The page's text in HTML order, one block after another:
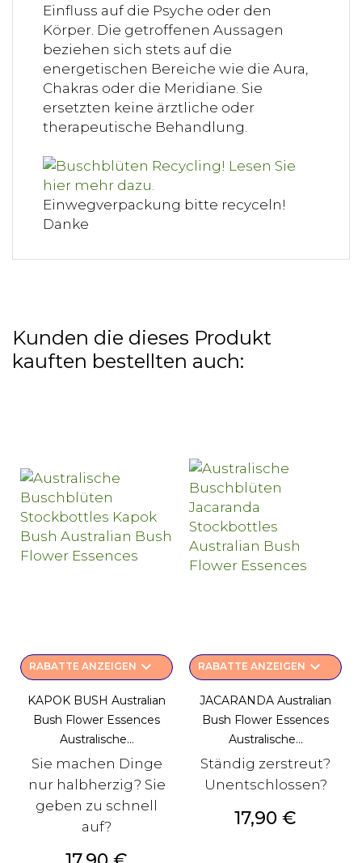
Einfluss auf die Psyche oder den
Körper. Die getroffenen Aussagen
beziehen sich stets auf die
energetischen Bereiche wie die Aura,
Chakras oder die Meridiane. Sie
ersetzten keine ärztliche oder
therapeutische Behandlung.
Einwegverpackung bitte recyceln!
Danke
Kunden die dieses Produkt
kauften bestellten auch:
RABATTE ANZEIGEN keyboard_arrow_down
KAPOK BUSH Australian
Bush Flower Essences
Australische...
Sie machen Dinge
nur halbherzig? Sie
geben zu schnell
auf?
RABATTE ANZEIGEN keyboard_arrow_down
JACARANDA Australian
Bush Flower Essences
Australische...
Ständig zerstreut?
Unentschlossen?
Preis
17,90 €